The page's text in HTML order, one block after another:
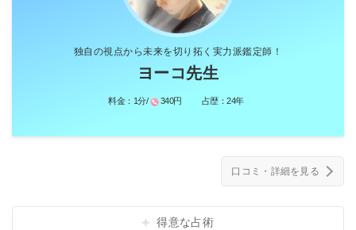
独自の視点から未来を切り拓く実力派鑑定師！
ヨーコ先生
料金： 1分/ 340円 占歴：24年
口コミ・詳細を見る
得意な占術